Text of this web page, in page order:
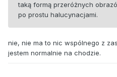
taką formą przeróżnych
po prostu halucynacjami.
nie, nie ma to nic wspólnego z
jestem normalnie na chodzie.